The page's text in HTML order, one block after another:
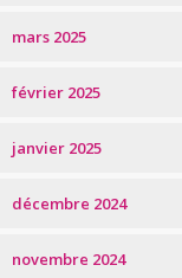
mars 2025
février 2025
janvier 2025
décembre 2024
novembre 2024